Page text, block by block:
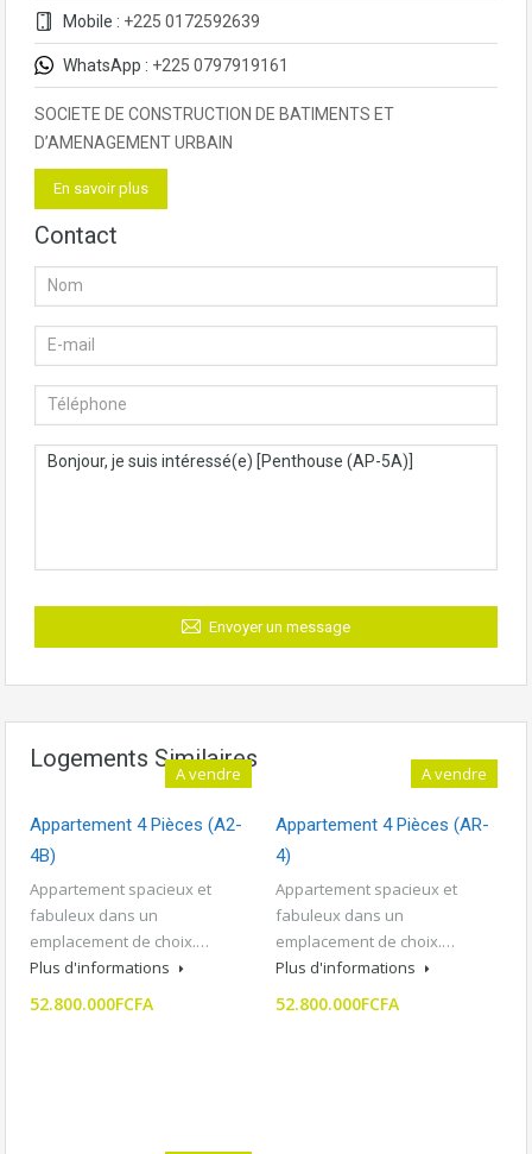
Mobile : +225 0172592639
WhatsApp : +225 0797919161
SOCIETE DE CONSTRUCTION DE BATIMENTS ET
D’AMENAGEMENT URBAIN
En savoir plus
Contact
Envoyer un message
Logements Similaires
A vendre
Appartement 4 Pièces (A2-
4B)
Appartement spacieux et
fabuleux dans un
emplacement de choix.…
Plus d'informations
52.800.000FCFA
A vendre
Appartement 4 Pièces (AR-
4)
Appartement spacieux et
fabuleux dans un
emplacement de choix.…
Plus d'informations
52.800.000FCFA